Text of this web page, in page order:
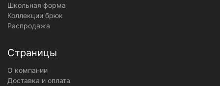
Школьная форма
Коллекции брюк
Распродажа
Страницы
О компании
Доставка и оплата